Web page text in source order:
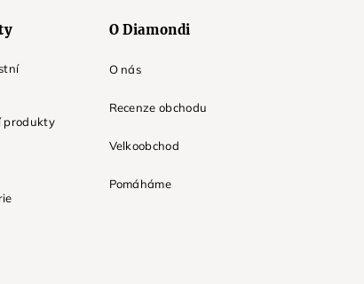
produkty
O Diamondi
O nás
Recenze obchodu
Velkoobchod
Pomáháme